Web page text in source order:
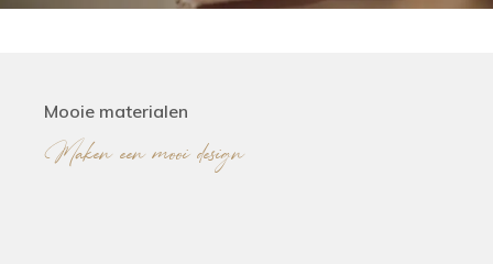
Mooie materialen
Maken een mooi design